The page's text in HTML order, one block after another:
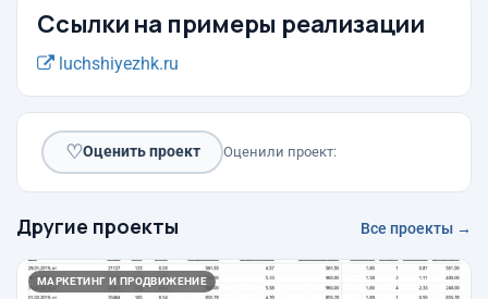
Ссылки на примеры реализации
luchshiyezhk.ru
♡Оценить проект Оценили проект:
Другие проекты Все проекты →
МАРКЕТИНГ И ПРОДВИЖЕНИЕ